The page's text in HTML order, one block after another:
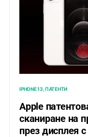
IPHONE 13 ПАТЕНТИ
Apple
сканиране на
през дисплея с